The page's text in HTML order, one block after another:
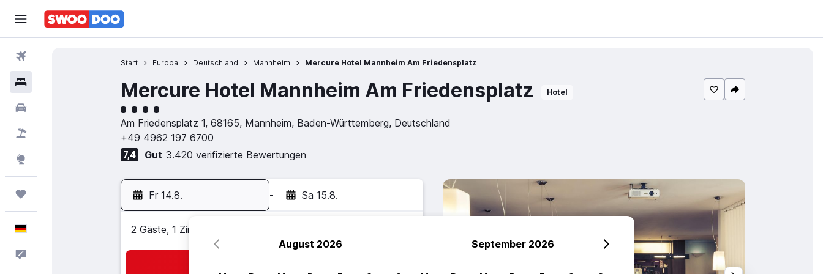
Start Europa Deutschland Mannheim Mercure Hotel Mannheim Am Friedensplatz
Mercure Hotel Mannheim Am Friedensplatz Hotel
Bewertungskategorie 4
Am Friedensplatz 1, 68165, Mannheim, Baden-Württemberg, Deutschland
+49 4962 197 6700
7,4 Gut 3.420 verifizierte Bewertungen
Fr 14.8. - Sa 15.8.
2 Gäste, 1 Zimmer
August 2026 September 2026